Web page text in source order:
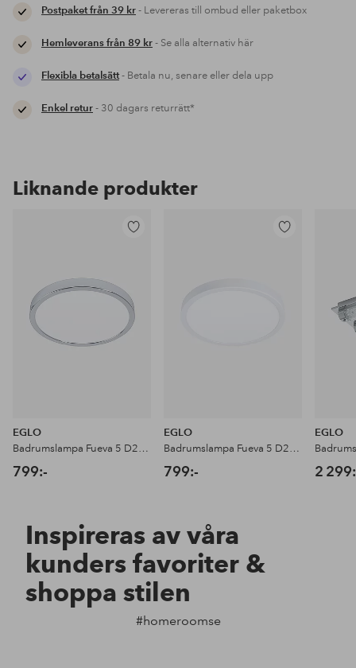
Postpaket från 39 kr- Levereras till ombud eller paketbox
Hemleverans från 89 kr- Se alla alternativ här
Flexibla betalsätt- Betala nu, senare eller dela upp
Enkel retur- 30 dagars returrätt*
Liknande produkter
EGLO
Badrumslampa Fueva 5 D28,5
799:-
EGLO
Badrumslampa Fueva 5 D28,5
799:-
EGLO
2
Inspireras av våra
kunders favoriter &
shoppa stilen
#homeroomse